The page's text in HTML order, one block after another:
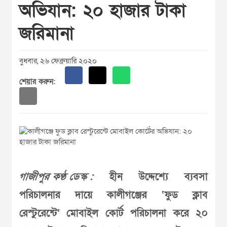
অভিযান: ২০ হাজার টাকা
জরিমানা
বুধবার, ২৬ ফেব্রুয়ারি ২০২০
শেয়ার করুন:
গাজীপুর কণ্ঠ ডেস্ক :হীন উদ্দেশ্যে ব্যবসা
পরিচালনার দায়ে কালীগঞ্জের ‘ফুড ক্লাব
রেস্টুরেন্টে’ মোবাইল কোর্ট পরিচালনা করে ২০